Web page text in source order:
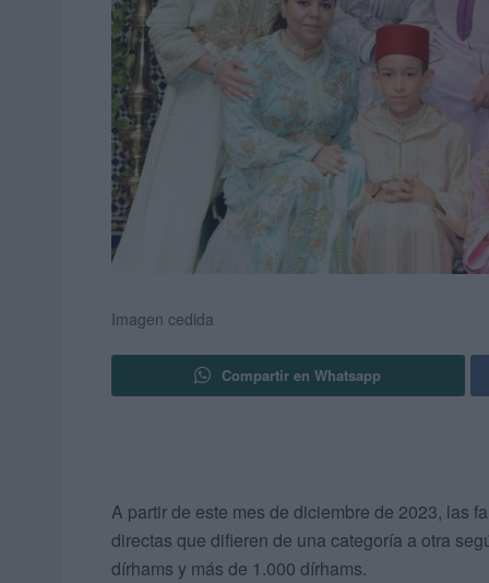
Imagen cedida
Compartir en Whatsapp
A partir de este mes de diciembre de 2023, las
directas que difieren de una categoría a otra
dírhams y más de 1.000 dírhams.